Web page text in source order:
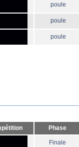
poule
poule
poule
Phase
Finale